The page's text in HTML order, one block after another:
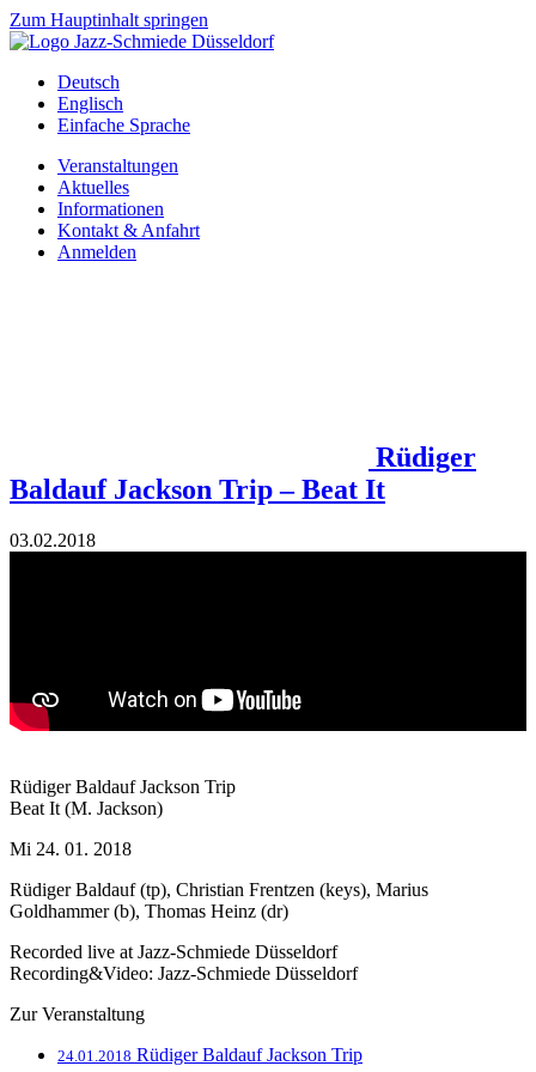
Zum Hauptinhalt springen
Deutsch
Englisch
Einfache Sprache
Veranstaltungen
Aktuelles
Informationen
Kontakt & Anfahrt
Anmelden
Rüdiger
Baldauf Jackson Trip – Beat It
03.02.2018
Rüdiger Baldauf Jackson Trip
Beat It (M. Jackson)
Mi 24. 01. 2018
Rüdiger Baldauf (tp), Christian Frentzen (keys), Marius
Goldhammer (b), Thomas Heinz (dr)
Recorded live at Jazz-Schmiede Düsseldorf
Recording&Video: Jazz-Schmiede Düsseldorf
Zur Veranstaltung
24.01.2018 Rüdiger Baldauf Jackson Trip